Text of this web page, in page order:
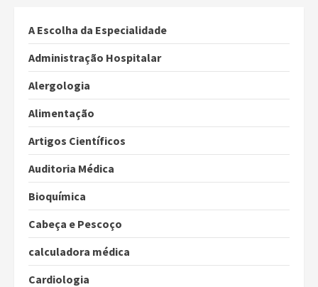
A Escolha da Especialidade
Administração Hospitalar
Alergologia
Alimentação
Artigos Científicos
Auditoria Médica
Bioquímica
Cabeça e Pescoço
calculadora médica
Cardiologia